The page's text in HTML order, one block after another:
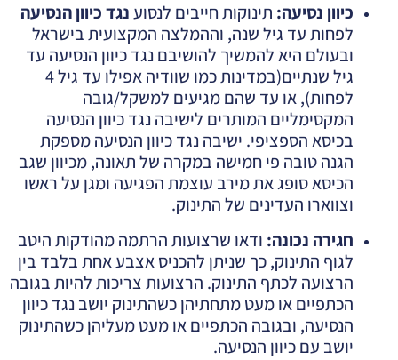
כיוון נסיעה: תינוקות חייבים לנסוענגד כיוון הנסיעה
לפחות עד גיל שנה, וההמלצה המקצועית בישראל
ובעולם היא להמשיך להושיבם נגד כיוון הנסיעה עד
גיל שנתיים(במדינות כמו שוודיה אפילו עד גיל 4
לפחות), או עד שהם מגיעים למשקל/גובה
המקסימליים המותרים לישיבה נגד כיוון הנסיעה
בכיסא הספציפי. ישיבה נגד כיוון הנסיעה מספקת
הגנה טובה פי חמישה במקרה של תאונה, מכיוון שגב
הכיסא סופג את מירב עוצמת הפגיעה ומגן על ראשו
וצווארו העדינים של התינוק.
חגירה נכונה: ודאו שרצועות הרתמה מהודקות היטב
לגוף התינוק, כך שניתן להכניס אצבע אחת בלבד בין
הרצועה לכתף התינוק. הרצועות צריכות להיות בגובה
הכתפיים או מעט מתחתיהן כשהתינוק יושב נגד כיוון
הנסיעה, ובגובה הכתפיים או מעט מעליהן כשהתינוק
יושב עם כיוון הנסיעה.